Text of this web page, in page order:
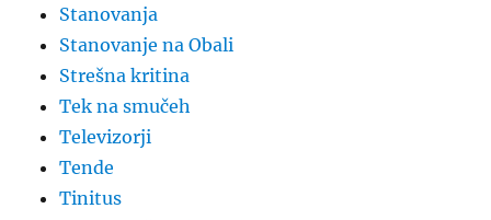
Stanovanja
Stanovanje na Obali
Strešna kritina
Tek na smučeh
Televizorji
Tende
Tinitus